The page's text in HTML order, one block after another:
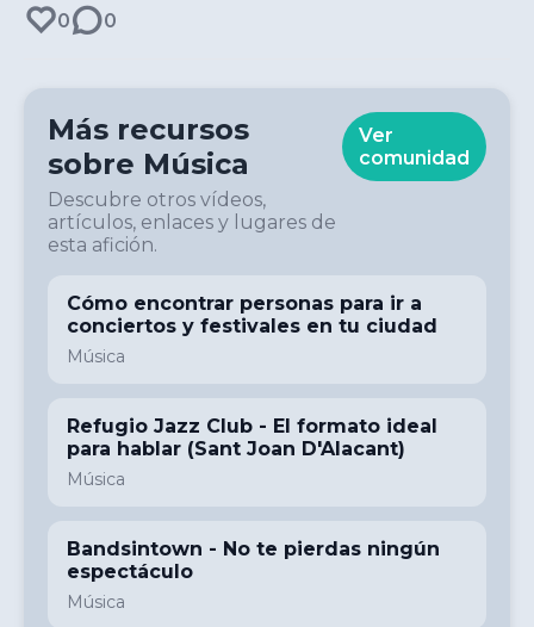
0 0
Más recursos
sobre Música
Descubre otros vídeos,
artículos, enlaces y lugares de
esta afición.
Ver
comunidad
Cómo encontrar personas para ir a
conciertos y festivales en tu ciudad
Música
Refugio Jazz Club - El formato ideal
para hablar (Sant Joan D'Alacant)
Música
Bandsintown - No te pierdas ningún
espectáculo
Música